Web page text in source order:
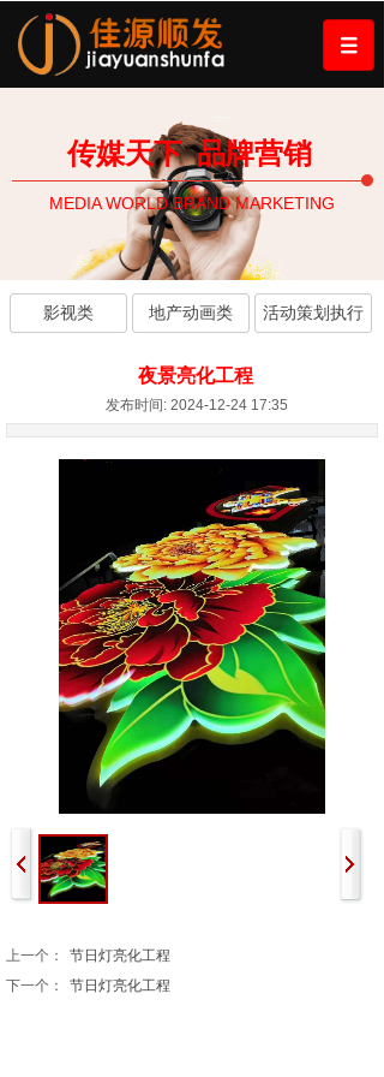
传媒天下品牌营销
MEDIA WORLD BRAND MARKETING
影视类 活动策划执行
地产动画类
夜景亮化工程
发布时间: 2024-12-24 17:35
上一个：
节日灯亮化工程
下一个：
节日灯亮化工程